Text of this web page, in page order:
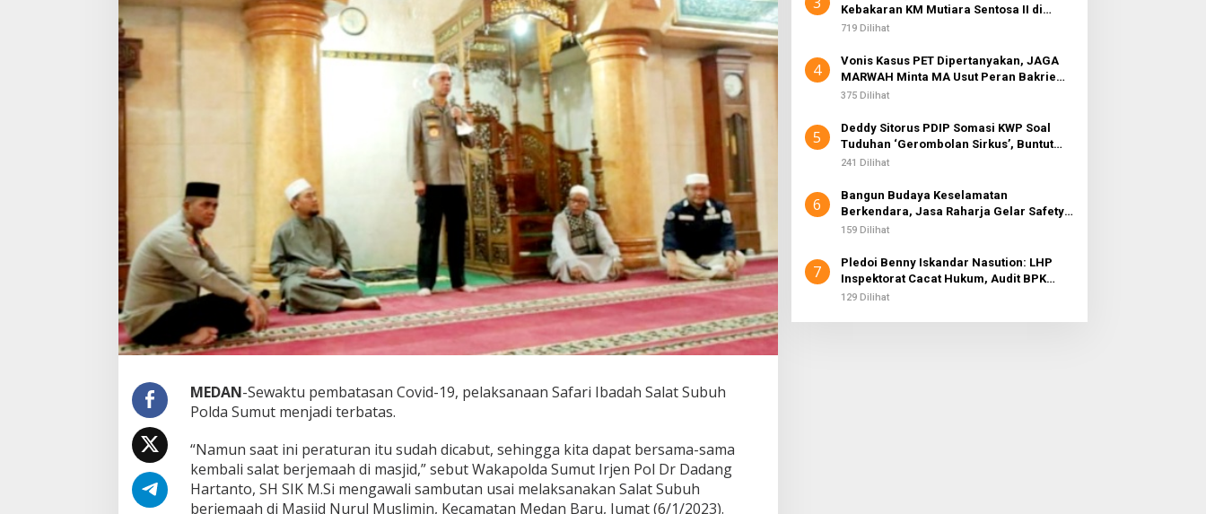
a
a
d
N
u
u
l
u
s
l
m
i
n
MEDAN-Sewaktu pembatasan Covid-19, pelaksanaan Safari Ibadah Salat Subuh
Polda Sumut menjadi terbatas.
“Namun saat ini peraturan itu sudah dicabut, sehingga kita dapat bersama-sama
kembali salat berjemaah di masjid,” sebut Wakapolda Sumut Irjen Pol Dr Dadang
Hartanto, SH SIK M.Si mengawali sambutan usai melaksanakan Salat Subuh
berjemaah di Masjid Nurul Muslimin, Kecamatan Medan Baru, Jumat (6/1/2023).
Kebakaran KM Mutiara Sentosa II di
Perairan Sumenep
719 Dilihat
4
Vonis Kasus PET Dipertanyakan, JAGA
MARWAH Minta MA Usut Peran Bakrie
Group
375 Dilihat
5
Deddy Sitorus PDIP Somasi KWP Soal
Tuduhan ‘Gerombolan Sirkus’, Buntut
Rapat Komisi II Dipimpin Sufmi Dasco
241 Dilihat
6
Bangun Budaya Keselamatan
Berkendara, Jasa Raharja Gelar Safety
Campaign di PT Pasifik Medan Industri
159 Dilihat
7
Pledoi Benny Iskandar Nasution: LHP
Inspektorat Cacat Hukum, Audit BPK
Nihil Temuan
129 Dilihat